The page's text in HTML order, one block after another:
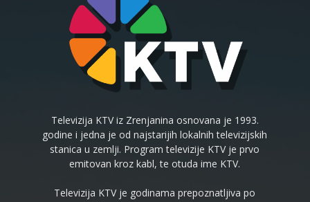
Televizija KTV iz Zrenjanina osnovana je 1993.
godine i jedna je od najstarijih lokalnih televizijskih
stanica u zemlji. Program televizije KTV je prvo
emitovan kroz kabl, te otuda ime KTV.
Televizija KTV je godinama prepoznatljiva po